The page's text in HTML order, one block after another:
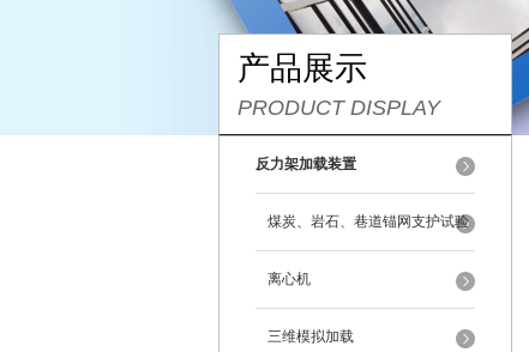
产品展示
PRODUCT DISPLAY
反力架加载装置
煤炭、岩石、巷道锚网支护试验
离心机
三维模拟加载